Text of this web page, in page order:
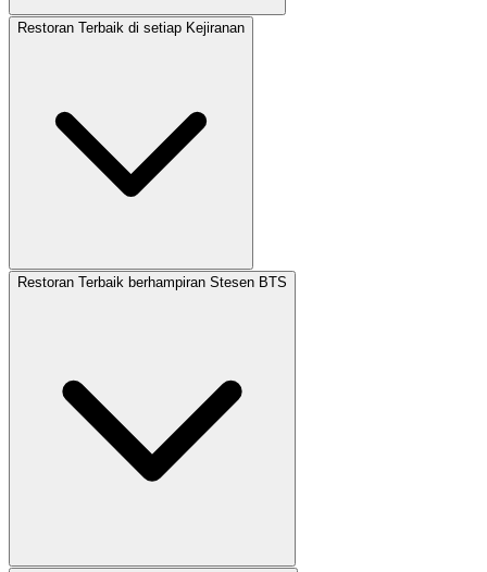
Restoran Terbaik di setiap Kejiranan
Restoran Terbaik berhampiran Stesen BTS